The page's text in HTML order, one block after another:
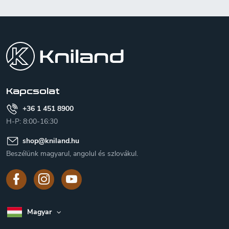
Kapcsolat
+36 1 451 8900
H-P: 8:00-16:30
shop@kniland.hu
Beszélünk magyarul, angolul és szlovákul.
Magyar